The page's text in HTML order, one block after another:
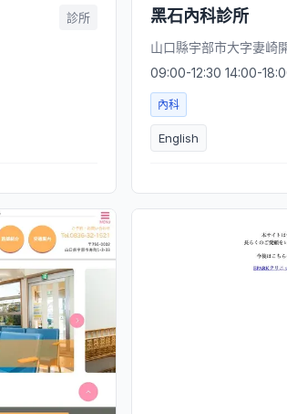
診所 黑石內科診所
山口縣宇部市大字妻崎
09:00-12:30 14:00-
內科
English